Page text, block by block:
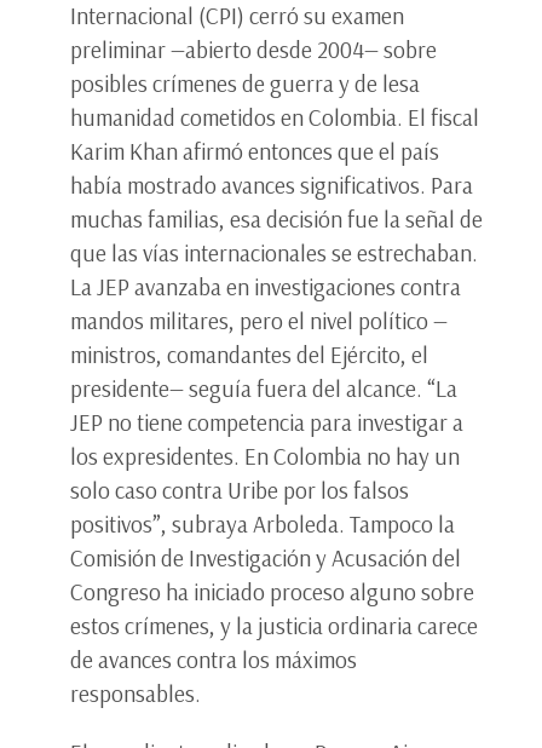
Internacional (CPI) cerró su examen
preliminar —abierto desde 2004— sobre
posibles crímenes de guerra y de lesa
humanidad cometidos en Colombia. El fiscal
Karim Khan afirmó entonces que el país
había mostrado avances significativos. Para
muchas familias, esa decisión fue la señal de
que las vías internacionales se estrechaban.
La JEP avanzaba en investigaciones contra
mandos militares, pero el nivel político —
ministros, comandantes del Ejército, el
presidente— seguía fuera del alcance. “La
JEP no tiene competencia para investigar a
los expresidentes. En Colombia no hay un
solo caso contra Uribe por los falsos
positivos”, subraya Arboleda. Tampoco la
Comisión de Investigación y Acusación del
Congreso ha iniciado proceso alguno sobre
estos crímenes, y la justicia ordinaria carece
de avances contra los máximos
responsables.